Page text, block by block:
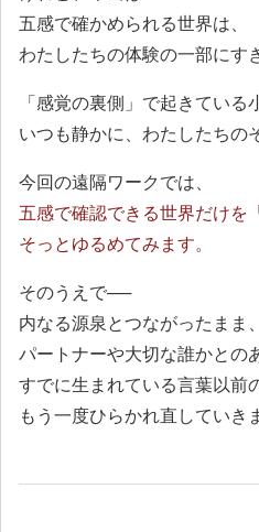
五感で確かめられる世界は、
わたしたちの体験の一部にす
「感覚の裏側」で起きている
いつも静かに、わたしたちの
今回の遠隔ワークでは、
五感で確認できる世界だけを
そっとゆるめてみます。
そのうえで──
内なる源泉とつながったまま、
パートナーや大切な誰かとの
すでに生まれている言葉以前
もう一度ひらかれ直していき